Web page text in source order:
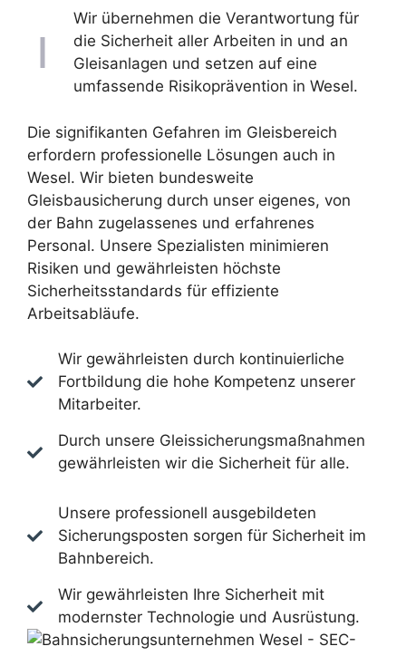
Wir übernehmen die Verantwortung für
die Sicherheit aller Arbeiten in und an
Gleisanlagen und setzen auf eine
umfassende Risikoprävention in Wesel.
Die signifikanten Gefahren im Gleisbereich
erfordern professionelle Lösungen auch in
Wesel. Wir bieten bundesweite
Gleisbausicherung durch unser eigenes, von
der Bahn zugelassenes und erfahrenes
Personal. Unsere Spezialisten minimieren
Risiken und gewährleisten höchste
Sicherheitsstandards für effiziente
Arbeitsabläufe.
Wir gewährleisten durch kontinuierliche
Fortbildung die hohe Kompetenz unserer
Mitarbeiter.
Durch unsere Gleissicherungsmaßnahmen
gewährleisten wir die Sicherheit für alle.
Unsere professionell ausgebildeten
Sicherungsposten sorgen für Sicherheit im
Bahnbereich.
Wir gewährleisten Ihre Sicherheit mit
modernster Technologie und Ausrüstung.